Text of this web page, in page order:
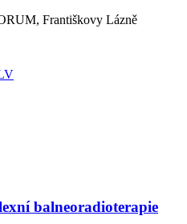
Františkovy Lázně
balneoradioterapie